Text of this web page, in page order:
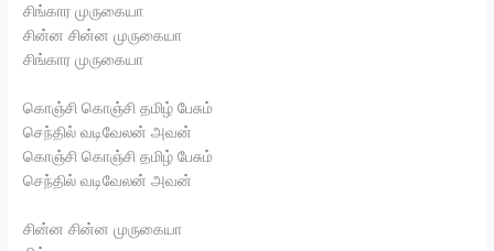
சிங்கார முருகையா
சின்ன சின்ன முருகையா
சிங்கார முருகையா
கொஞ்சி கொஞ்சி தமிழ் பேசும்
செந்தில் வடிவேலன் அவன்
கொஞ்சி கொஞ்சி தமிழ் பேசும்
செந்தில் வடிவேலன் அவன்
சின்ன சின்ன முருகையா